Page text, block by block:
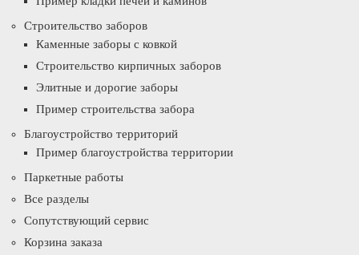
Строительство заборов
Каменные заборы с ковкой
Строительство кирпичных заборов
Элитные и дорогие заборы
Пример строительства забора
Благоустройство территорий
Пример благоустройства территории
Паркетные работы
Все разделы
Сопутствующий сервис
Корзина заказа